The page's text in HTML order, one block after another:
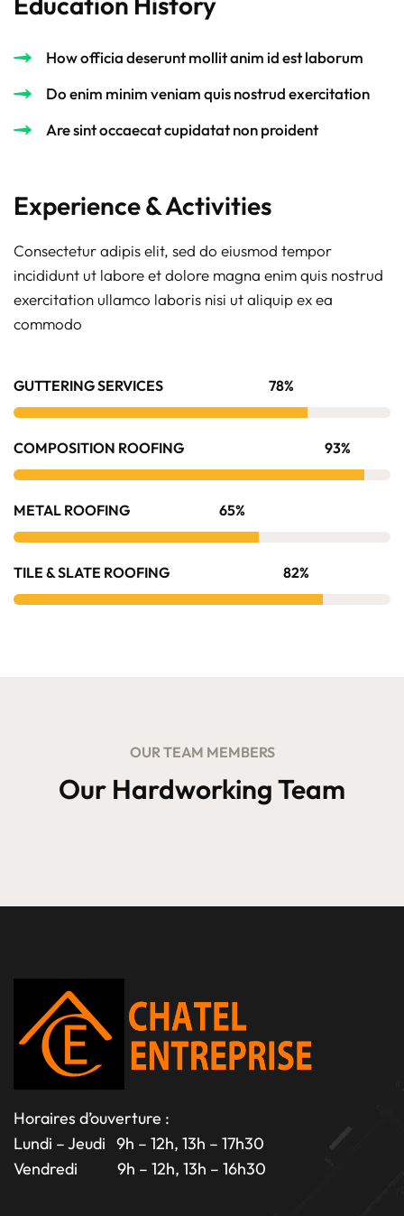
How officia deserunt mollit anim id est laborum
Do enim minim veniam quis nostrud exercitation
Are sint occaecat cupidatat non proident
Experience & Activities
Consectetur adipis elit, sed do eiusmod tempor
incididunt ut labore et dolore magna enim quis nostrud
exercitation ullamco laboris nisi ut aliquip ex ea
commodo
GUTTERING SERVICES 78%
COMPOSITION ROOFING 93%
METAL ROOFING 65%
TILE & SLATE ROOFING 82%
Our Hardworking Team
OUR TEAM MEMBERS
Horaires d’ouverture :
Lundi – Jeudi 9h – 12h, 13h – 17h30
Vendredi 9h – 12h, 13h – 16h30